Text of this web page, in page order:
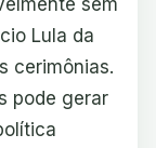
Lula da
cerimônias.
pode gerar